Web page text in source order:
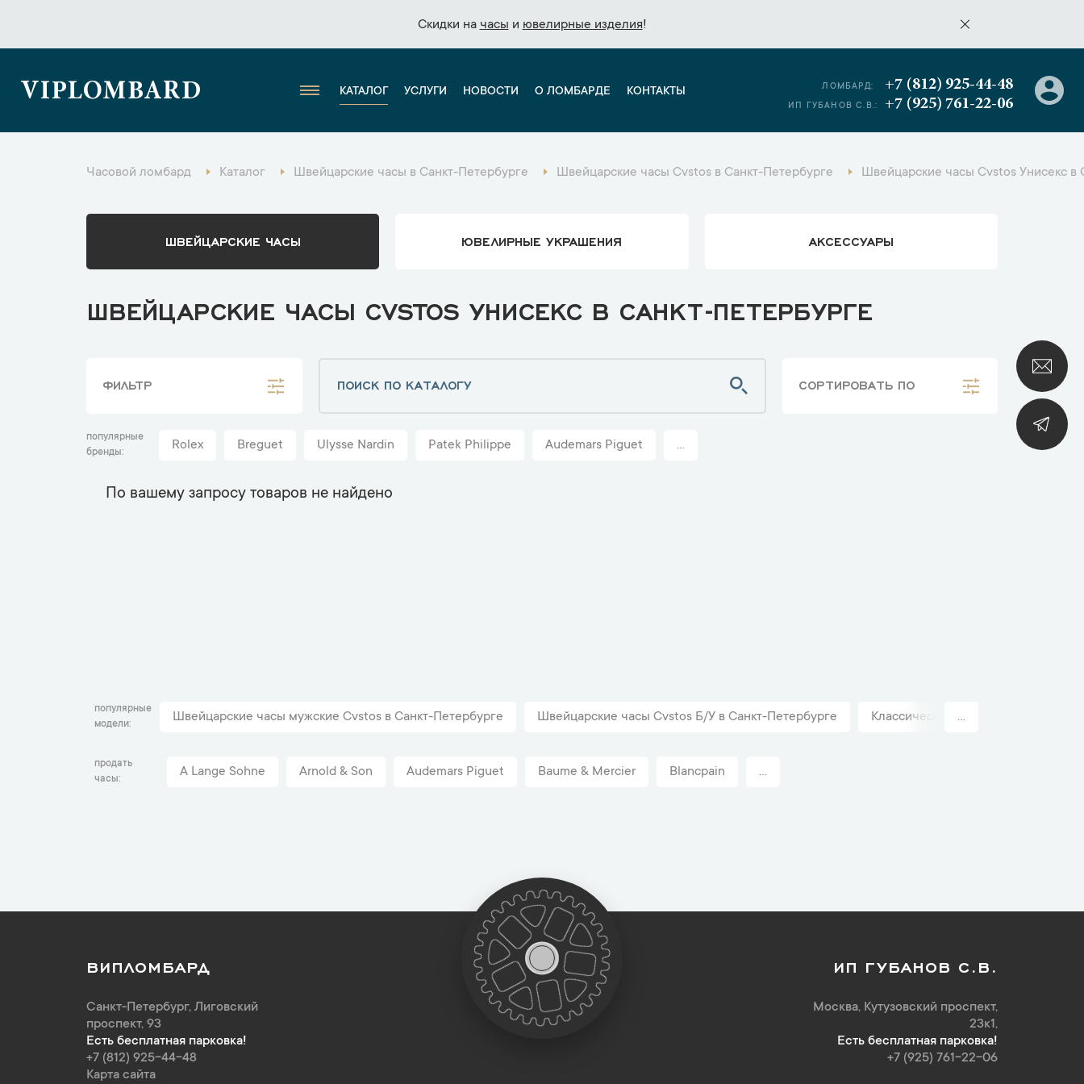
Скидки на часы и ювелирные изделия!
Скидки на часы и ювелирные изделия!
VIPLOMBARD КАТАЛОГ УСЛУГИ НОВОСТИ О ЛОМБАРДЕ КОНТАКТЫ ЛОМБАРД: +7 (812) 925-44-48
ИП ГУБАНОВ С.В.: +7 (925) 761-22-06
Часовой ломбард Каталог Швейцарские часы в Санкт-Петербурге Швейцарские часы Cvstos в Санкт-Петербурге Швейцарские часы Cvstos Унисекс в
ШВЕЙЦАРСКИЕ ЧАСЫ ЮВЕЛИРНЫЕ УКРАШЕНИЯ АКСЕССУАРЫ
ШВЕЙЦАРСКИЕ ЧАСЫ CVSTOS УНИСЕКС В САНКТ-ПЕТЕРБУРГЕ
ФИЛЬТР СОРТИРОВАТЬ ПО
популярные
бренды
Rolex Breguet Ulysse Nardin Patek Philippe Audemars Piguet ...
По вашему запросу товаров не найдено
популярные
модели
Швейцарские часы мужские Cvstos в Санкт-Петербурге Швейцарские часы Cvstos Б/У в Санкт-Петербурге Классические швейцарские часы
...
продать
часы
A Lange Sohne Arnold & Son Audemars Piguet Baume & Mercier Blancpain ...
ВИПЛОМБАРД
Санкт-Петербург, Лиговский
проспект, 93
Есть бесплатная парковка!
+7 (812) 925-44-48
Карта сайта
ИП ГУБАНОВ С.В.
Москва, Кутузовский проспект,
23к1,
Есть бесплатная парковка!
+7 (925) 761-22-06